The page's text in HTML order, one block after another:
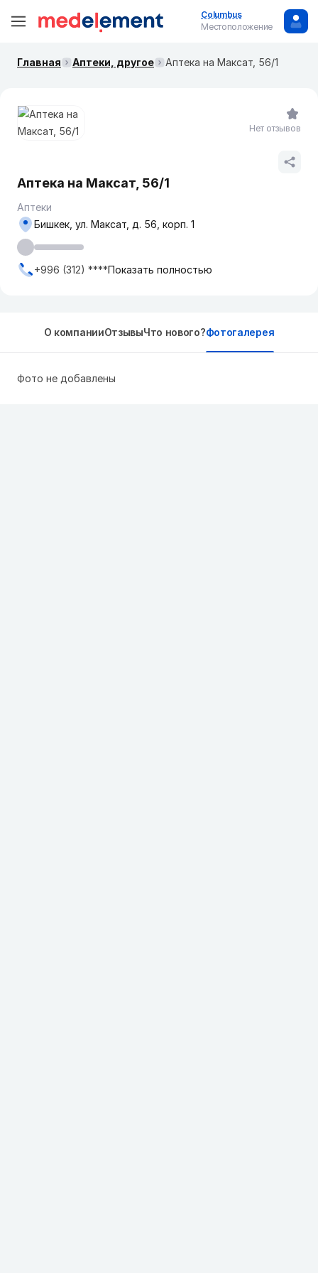
Columbus
Местоположение
Главная Аптеки, другое Аптека на Максат, 56/1
Аптека на Максат, 56/1
Аптеки
Бишкек, ул. Максат, д. 56, корп. 1
+996 (312) ****Показать полностью
Нет отзывов
О компанииОтзывыЧто нового?Фотогалерея
Фото не добавлены